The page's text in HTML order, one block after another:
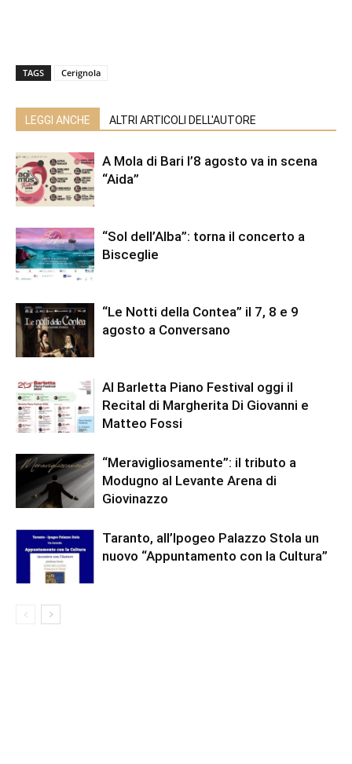
TAGS Cerignola
LEGGI ANCHE ALTRI ARTICOLI DELL'AUTORE
A Mola di Bari l’8 agosto va in scena
“Aida”
“Sol dell’Alba”: torna il concerto a
Bisceglie
“Le Notti della Contea” il 7, 8 e 9
agosto a Conversano
Al Barletta Piano Festival oggi il
Recital di Margherita Di Giovanni e
Matteo Fossi
“Meravigliosamente”: il tributo a
Modugno al Levante Arena di
Giovinazzo
Taranto, all’Ipogeo Palazzo Stola un
nuovo “Appuntamento con la Cultura”